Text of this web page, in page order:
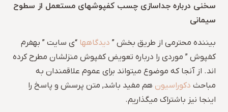
سخنی درباره جداسازی چسب کفپوشهای مستعمل از سطوح
سیمانی
بیننده محترمی از طریق بخش ” دیدگاهها “ی سایت ” بهفرم
کفپوش ” موردی را درباره تعویض کفپوش منزلشان مطرح کرده
اند. از آنجا که موضوع میتواند برای عموم علاقمندان به
مباحث دکوراسیون هم مفید باشد, متن پرسش و پاسخ را
اینجا نیز باشتراک میگذاریم.